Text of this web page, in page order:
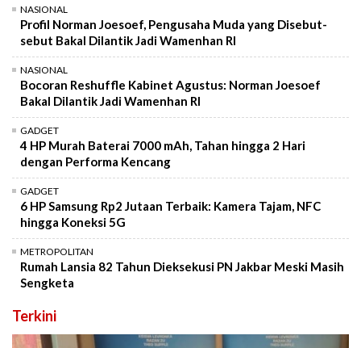
NASIONAL
Profil Norman Joesoef, Pengusaha Muda yang Disebut-
sebut Bakal Dilantik Jadi Wamenhan RI
NASIONAL
Bocoran Reshuffle Kabinet Agustus: Norman Joesoef
Bakal Dilantik Jadi Wamenhan RI
GADGET
4 HP Murah Baterai 7000 mAh, Tahan hingga 2 Hari
dengan Performa Kencang
GADGET
6 HP Samsung Rp2 Jutaan Terbaik: Kamera Tajam, NFC
hingga Koneksi 5G
METROPOLITAN
Rumah Lansia 82 Tahun Dieksekusi PN Jakbar Meski Masih
Sengketa
Terkini